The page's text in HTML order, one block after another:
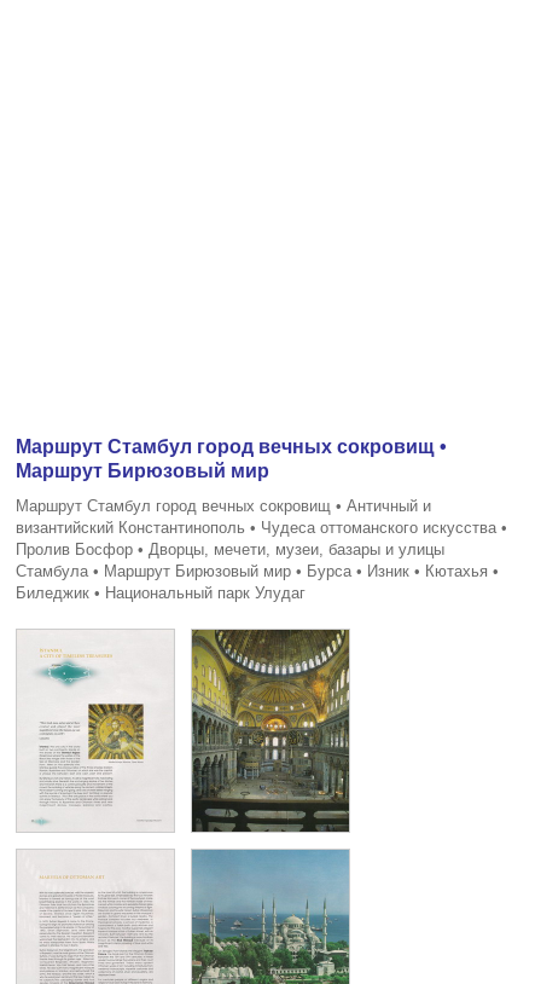
Маршрут Стамбул город вечных сокровищ •
Маршрут Бирюзовый мир
Маршрут Стамбул город вечных сокровищ • Античный и
византийский Константинополь • Чудеса оттоманского искусства •
Пролив Босфор • Дворцы, мечети, музеи, базары и улицы
Стамбула • Маршрут Бирюзовый мир • Бурса • Изник • Кютахья •
Биледжик • Национальный парк Улудаг